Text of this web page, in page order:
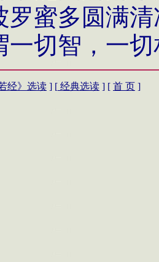
罗蜜多圆满
一切智，一
经》 选读 ] [ 经典选读 ] [ 首 页 ]